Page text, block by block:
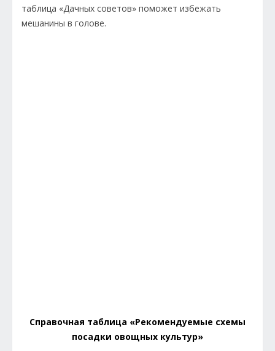
таблица «Дачных советов» поможет избежать
мешанины в голове.
Справочная таблица «Рекомендуемые схемы
посадки овощных культур»